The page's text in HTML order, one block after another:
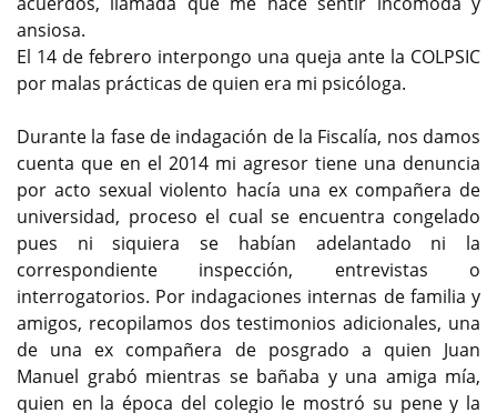
ansiosa.
El 14 de febrero interpongo una queja ante la COLPSIC
por malas prácticas de quien era mi psicóloga.
Durante la fase de indagación de la Fiscalía, nos damos
cuenta que en el 2014 mi agresor tiene una denuncia
por acto sexual violento hacía una ex compañera de
universidad, proceso el cual se encuentra congelado
pues ni siquiera se habían adelantado ni la
correspondiente inspección, entrevistas o
interrogatorios. Por indagaciones internas de familia y
amigos, recopilamos dos testimonios adicionales, una
de una ex compañera de posgrado a quien Juan
Manuel grabó mientras se bañaba y una amiga mía,
quien en la época del colegio le mostró su pene y la